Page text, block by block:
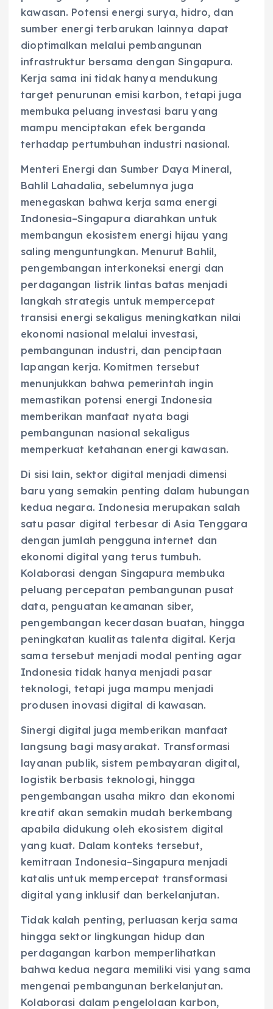
kawasan. Potensi energi surya, hidro, dan
sumber energi terbarukan lainnya dapat
dioptimalkan melalui pembangunan
infrastruktur bersama dengan Singapura.
Kerja sama ini tidak hanya mendukung
target penurunan emisi karbon, tetapi juga
membuka peluang investasi baru yang
mampu menciptakan efek berganda
terhadap pertumbuhan industri nasional.
Menteri Energi dan Sumber Daya Mineral,
Bahlil Lahadalia, sebelumnya juga
menegaskan bahwa kerja sama energi
Indonesia–Singapura diarahkan untuk
membangun ekosistem energi hijau yang
saling menguntungkan. Menurut Bahlil,
pengembangan interkoneksi energi dan
perdagangan listrik lintas batas menjadi
langkah strategis untuk mempercepat
transisi energi sekaligus meningkatkan nilai
ekonomi nasional melalui investasi,
pembangunan industri, dan penciptaan
lapangan kerja. Komitmen tersebut
menunjukkan bahwa pemerintah ingin
memastikan potensi energi Indonesia
memberikan manfaat nyata bagi
pembangunan nasional sekaligus
memperkuat ketahanan energi kawasan.
Di sisi lain, sektor digital menjadi dimensi
baru yang semakin penting dalam hubungan
kedua negara. Indonesia merupakan salah
satu pasar digital terbesar di Asia Tenggara
dengan jumlah pengguna internet dan
ekonomi digital yang terus tumbuh.
Kolaborasi dengan Singapura membuka
peluang percepatan pembangunan pusat
data, penguatan keamanan siber,
pengembangan kecerdasan buatan, hingga
peningkatan kualitas talenta digital. Kerja
sama tersebut menjadi modal penting agar
Indonesia tidak hanya menjadi pasar
teknologi, tetapi juga mampu menjadi
produsen inovasi digital di kawasan.
Sinergi digital juga memberikan manfaat
langsung bagi masyarakat. Transformasi
layanan publik, sistem pembayaran digital,
logistik berbasis teknologi, hingga
pengembangan usaha mikro dan ekonomi
kreatif akan semakin mudah berkembang
apabila didukung oleh ekosistem digital
yang kuat. Dalam konteks tersebut,
kemitraan Indonesia–Singapura menjadi
katalis untuk mempercepat transformasi
digital yang inklusif dan berkelanjutan.
Tidak kalah penting, perluasan kerja sama
hingga sektor lingkungan hidup dan
perdagangan karbon memperlihatkan
bahwa kedua negara memiliki visi yang sama
mengenai pembangunan berkelanjutan.
Kolaborasi dalam pengelolaan karbon,